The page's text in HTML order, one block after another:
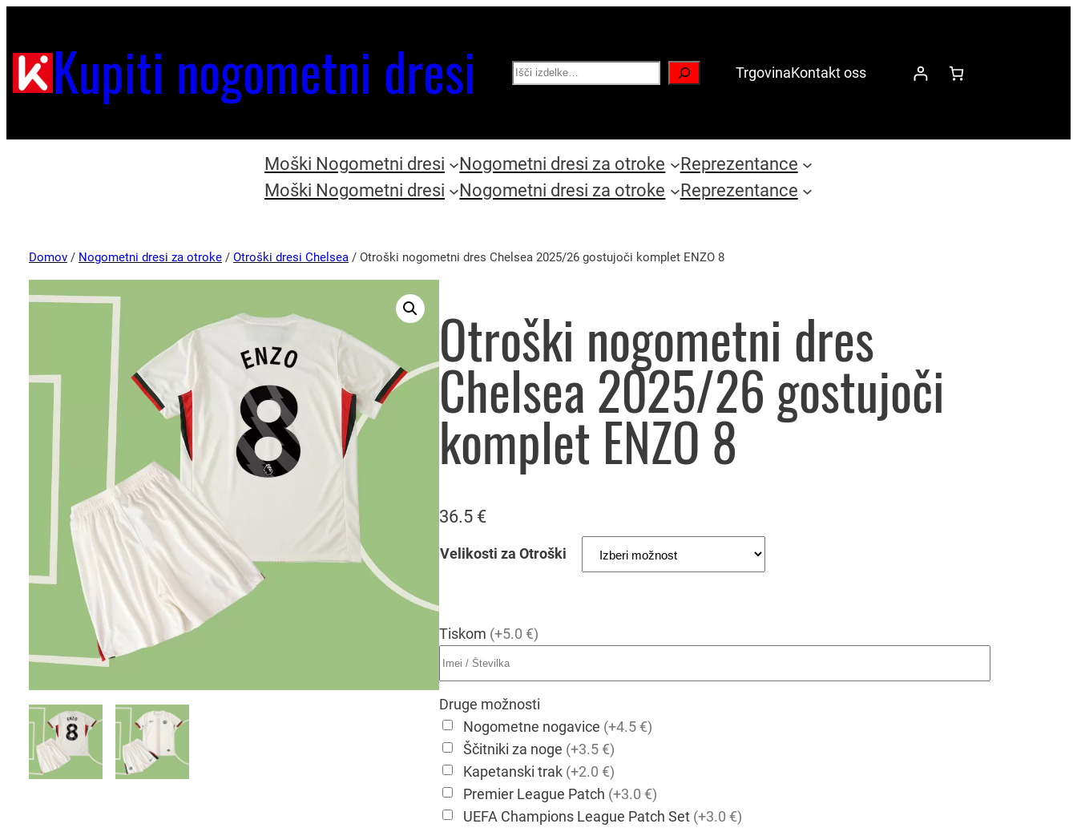
Kupiti nogometni dresi Search TrgovinaKontakt oss
Moški Nogometni dresi Nogometni dresi za otroke
Reprezentance
Moški Nogometni dresi
Nogometni dresi za otroke Reprezentance
Domov / Nogometni dresi za otroke / Otroški dresi Chelsea / Otroški nogometni dres Chelsea 2025/26 gostujoči komplet ENZO 8
Otroški nogometni dres
Chelsea 2025/26 gostujoči
komplet ENZO 8
36.5 €
Velikosti za Otroški
Tiskom (+5.0 €)
Druge možnosti
Nogometne nogavice (+4.5 €)
Ščitniki za noge (+3.5 €)
Kapetanski trak (+2.0 €)
Premier League Patch (+3.0 €)
UEFA Champions League Patch Set (+3.0 €)